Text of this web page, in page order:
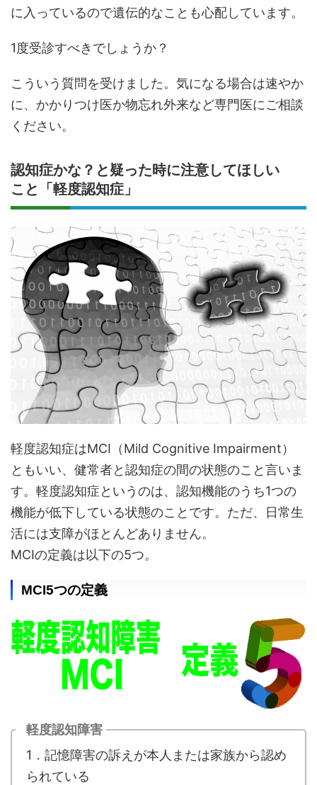
に入っているので遺伝的なことも心配しています。
1度受診すべきでしょうか？
こういう質問を受けました。気になる場合は速やか
に、かかりつけ医か物忘れ外来など専門医にご相談
ください。
認知症かな？と疑った時に注意してほしい
こと「軽度認知症」
軽度認知症はMCI（Mild Cognitive Impairment）
ともいい、健常者と認知症の間の状態のこと言いま
す。軽度認知症というのは、認知機能のうち1つの
機能が低下している状態のことです。ただ、日常生
活には支障がほとんどありません。
MCIの定義は以下の5つ。
MCI5つの定義
軽度認知障害
1．記憶障害の訴えが本人または家族から認め
られている